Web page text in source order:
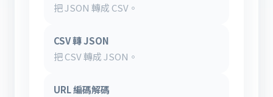
把 JSON 轉成 CSV。
CSV 轉 JSON
把 CSV 轉成 JSON。
URL 編碼解碼